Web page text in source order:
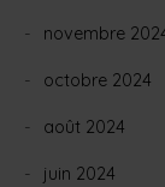
novembre
octobre 2024
août 2024
juin 2024